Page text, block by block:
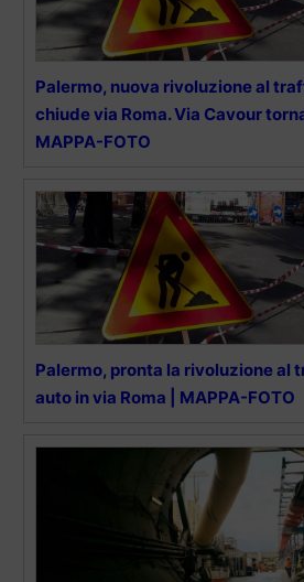
Palermo, nuova rivoluzione al
chiude via Roma. Via Cavour
MAPPA-FOTO
Palermo, pronta la rivoluzione al
auto in via Roma | MAPPA-FOTO